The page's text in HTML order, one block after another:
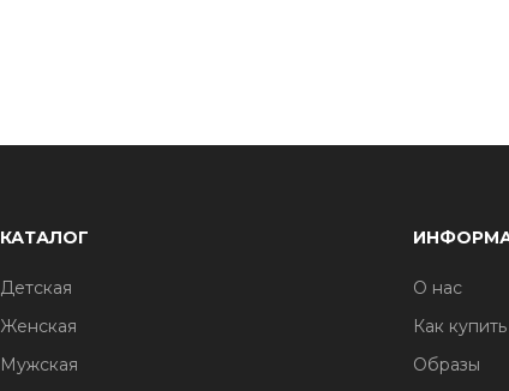
КАТАЛОГ
Детская
Женская
Мужская
О нас
Как купить
Образы